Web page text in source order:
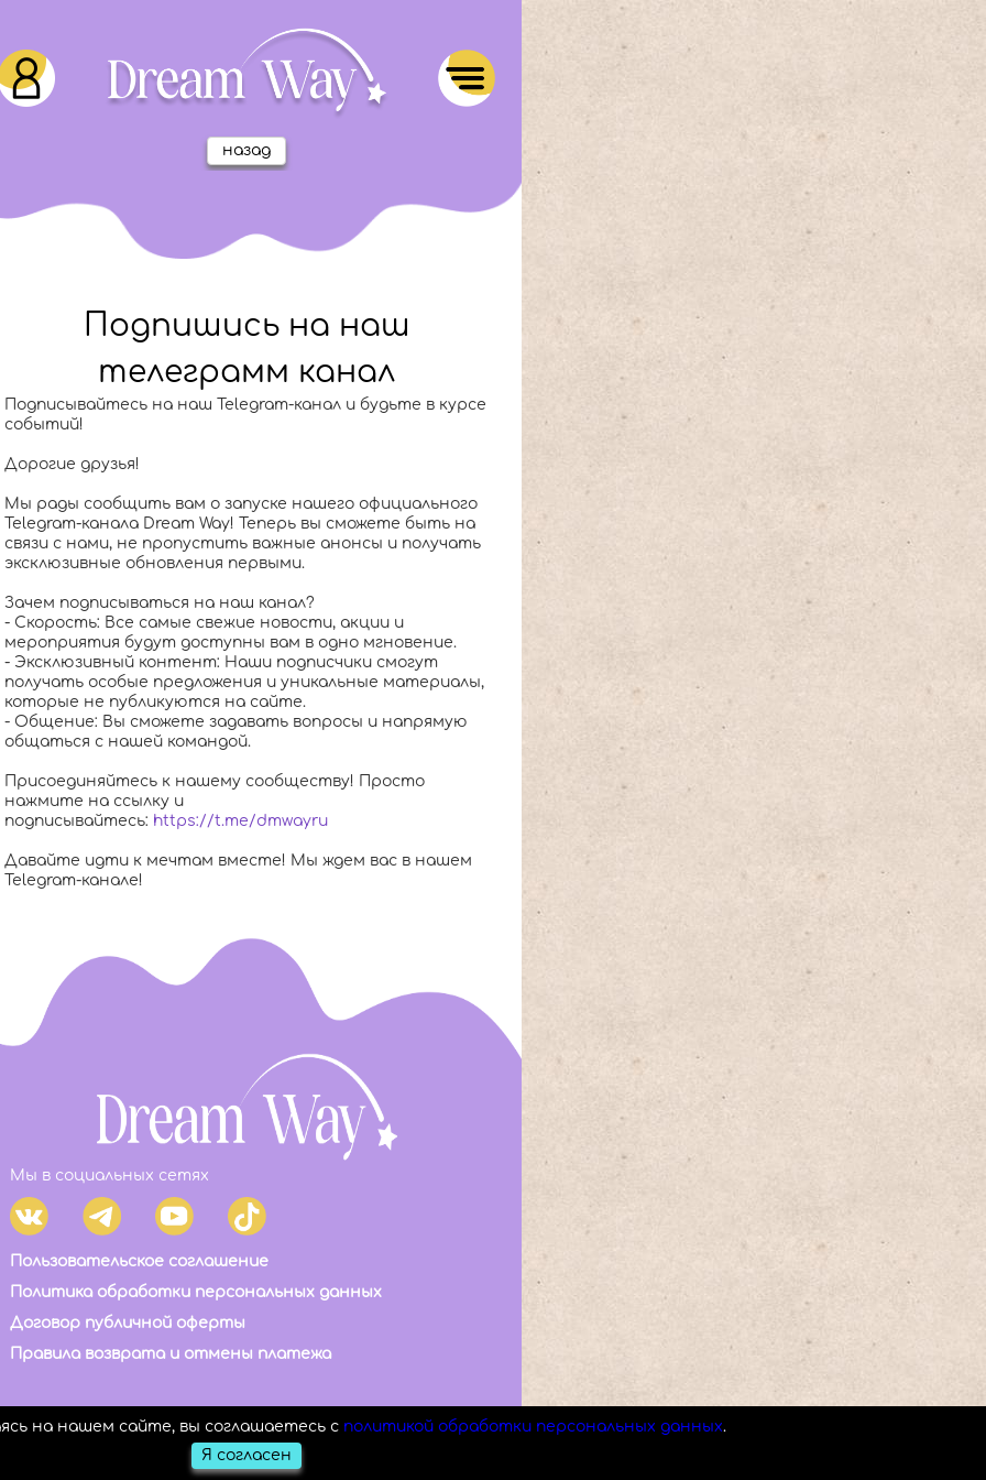
назад
Подпишись на наш
телеграмм канал
Подписывайтесь на наш Telegram-канал и будьте в курсе
событий!
Дорогие друзья!
Мы рады сообщить вам о запуске нашего официального
Telegram-канала Dream Way! Теперь вы сможете быть на
связи с нами, не пропустить важные анонсы и получать
эксклюзивные обновления первыми.
Зачем подписываться на наш канал?
- Скорость: Все самые свежие новости, акции и
мероприятия будут доступны вам в одно мгновение.
- Эксклюзивный контент: Наши подписчики смогут
получать особые предложения и уникальные материалы,
которые не публикуются на сайте.
- Общение: Вы сможете задавать вопросы и напрямую
общаться с нашей командой.
Присоединяйтесь к нашему сообществу! Просто
нажмите на ссылку и
подписывайтесь: https://t.me/dmwayru
Давайте идти к мечтам вместе! Мы ждем вас в нашем
Telegram-канале!
Мы в социальных сетях
Пользовательское соглашение
Политика обработки персональных данных
Договор публичной оферты
Правила возврата и отмены платежа
на нашем сайте, вы соглашаетесь с политикой обработки персональных данных.
Я согласен